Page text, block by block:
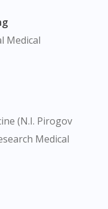
Medical
(N.I. Pirogov
Medical